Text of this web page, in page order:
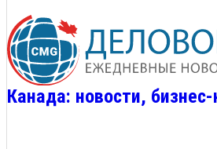
Канада: новости,